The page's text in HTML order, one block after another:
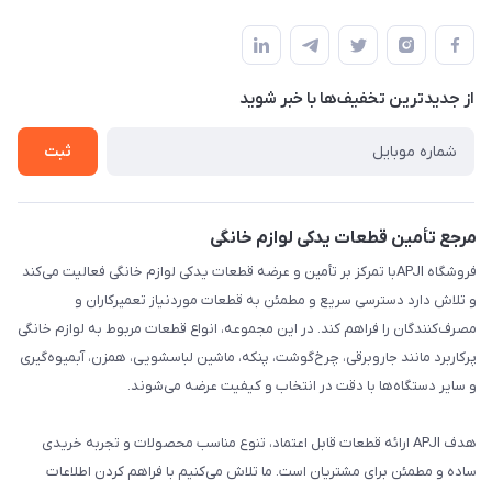
لیست محصولات
درباره ما
قوانین و مقررات
حریم خصوصی
راهنما
از جدید‌ترین تخفیف‌ها با‌ خبر شوید
ثبت
مرجع تأمین قطعات یدکی لوازم خانگی
فروشگاه APJIبا تمرکز بر تأمین و عرضه قطعات یدکی لوازم خانگی فعالیت می‌کند
و تلاش دارد دسترسی سریع و مطمئن به قطعات موردنیاز تعمیرکاران و
مصرف‌کنندگان را فراهم کند. در این مجموعه، انواع قطعات مربوط به لوازم خانگی
پرکاربرد مانند جاروبرقی، چرخ‌گوشت، پنکه، ماشین لباسشویی، همزن، آبمیوه‌گیری
و سایر دستگاه‌ها با دقت در انتخاب و کیفیت عرضه می‌شوند.
هدف APJI ارائه قطعات قابل اعتماد، تنوع مناسب محصولات و تجربه خریدی
ساده و مطمئن برای مشتریان است. ما تلاش می‌کنیم با فراهم کردن اطلاعات